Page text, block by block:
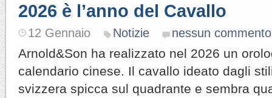
2026 è l’anno del Cavallo
12 Gennaio Notizie nessun commento
Arnold&Son ha realizzato nel 2026 un
calendario cinese. Il cavallo ideato dagli
svizzera spicca sul quadrante e sembra